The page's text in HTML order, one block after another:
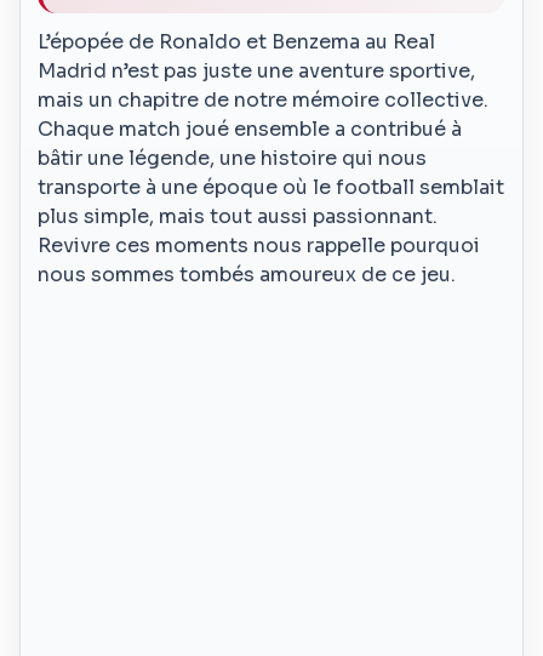
L’épopée de Ronaldo et Benzema au Real
Madrid n’est pas juste une aventure sportive,
mais un chapitre de notre mémoire collective.
Chaque match joué ensemble a contribué à
bâtir une légende, une histoire qui nous
transporte à une époque où le football semblait
plus simple, mais tout aussi passionnant.
Revivre ces moments nous rappelle pourquoi
nous sommes tombés amoureux de ce jeu.